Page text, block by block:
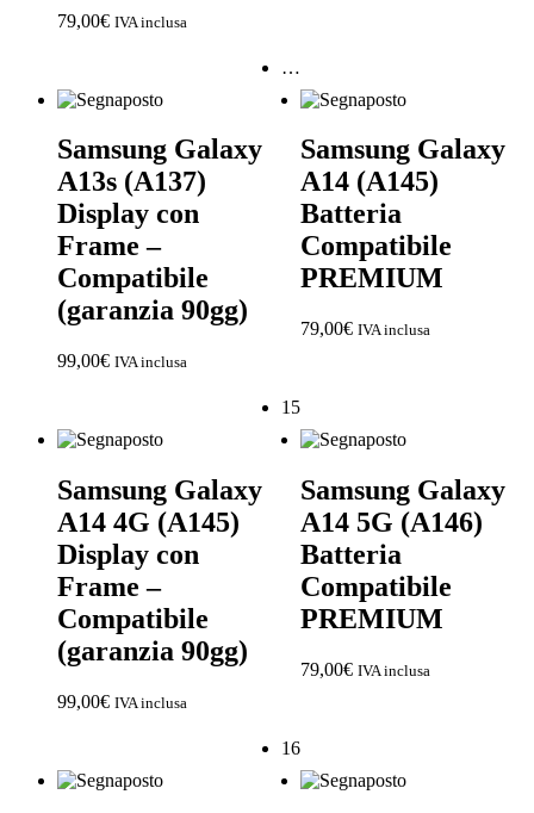
Rivenditori B2B
RIVENDITORI B2B
Franchising
FRANCHISING
Contatti
PADOVA
VICENZA
79,00€ IVA inclusa
Samsung Galaxy
A13s (A137)
Display con
Frame –
Compatibile
(garanzia 90gg)
99,00€ IVA inclusa
Samsung Galaxy
A14 (A145)
Batteria
Compatibile
PREMIUM
79,00€ IVA inclusa
Samsung Galaxy
A14 4G (A145)
Display con
Frame –
Compatibile
(garanzia 90gg)
99,00€ IVA inclusa
Samsung Galaxy
A14 5G (A146)
Batteria
Compatibile
PREMIUM
79,00€ IVA inclusa
…
15
16